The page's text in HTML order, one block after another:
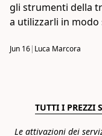
gli strumenti della
a utilizzarli in modo
Jun 16| Luca Marcora
TUTTI I PREZZI
Le attivazioni dei